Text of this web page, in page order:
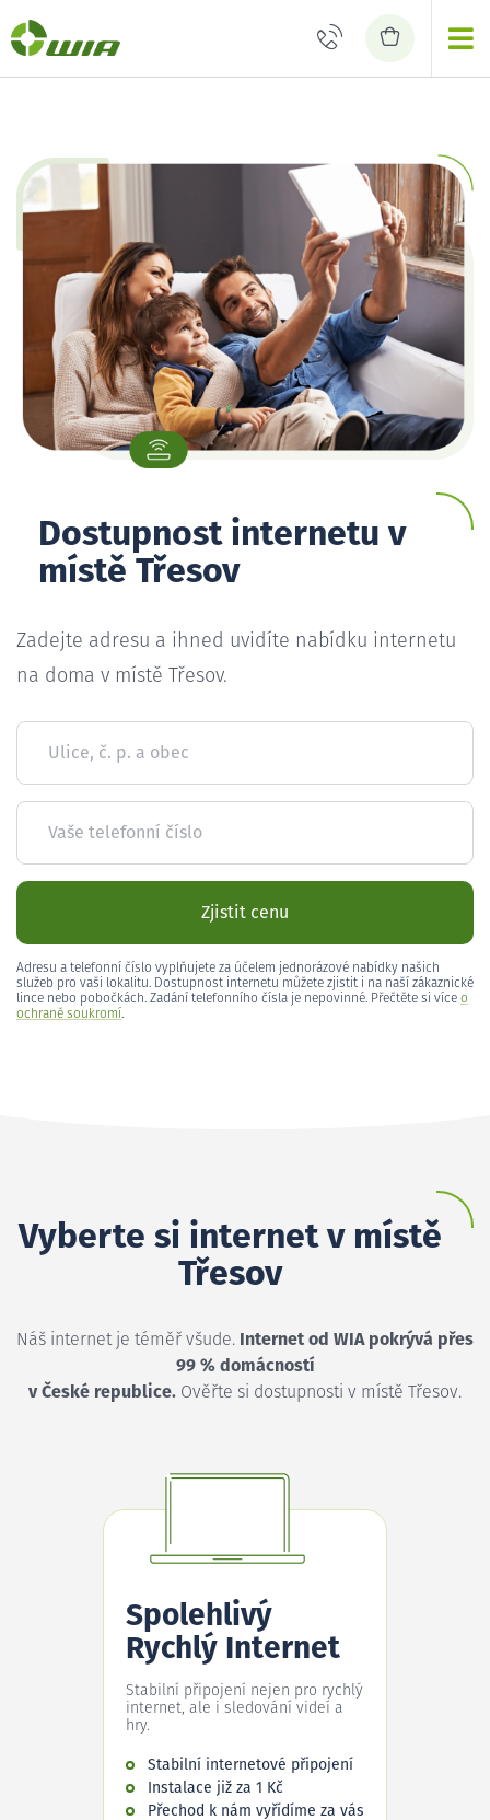
Dostupnost internetu v
místě Třesov
Zadejte adresu a ihned uvidíte nabídku internetu
na doma v místě Třesov.
Ulice, č. p. a obec
Vaše telefonní číslo
Zjistit cenu
Adresu a telefonní číslo vyplňujete za účelem jednorázové nabídky našich
služeb pro vaši lokalitu. Dostupnost internetu můžete zjistit i na naší zákaznické
lince nebo pobočkách. Zadání telefonního čísla je nepovinné. Přečtěte si více o
ochraně soukromí.
Vyberte si internet v místě
Třesov
Náš internet je téměř všude. Internet od WIA pokrývá přes
99 % domácností
v České republice. Ověřte si dostupnosti v místě Třesov.
Spolehlivý
Rychlý Internet
Stabilní připojení nejen pro rychlý
internet, ale i sledování videí a
hry.
Stabilní internetové připojení
Instalace již za 1 Kč
Přechod k nám vyřídíme za vás